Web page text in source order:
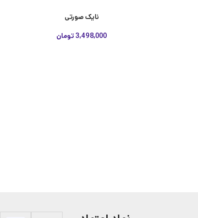
نایک صورتی
3,498,000 تومان